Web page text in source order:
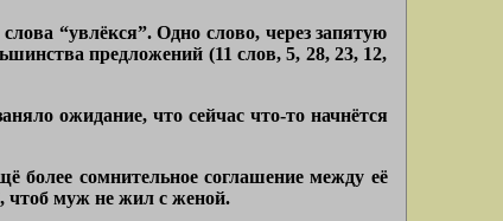
“увлёкся”. Одно слово, через запятую
предложений (11 слов, 5, 28, 23, 12,
ожидание, что сейчас что-то начнётся
более сомнительное соглашение между её
чтоб муж не жил с женой.